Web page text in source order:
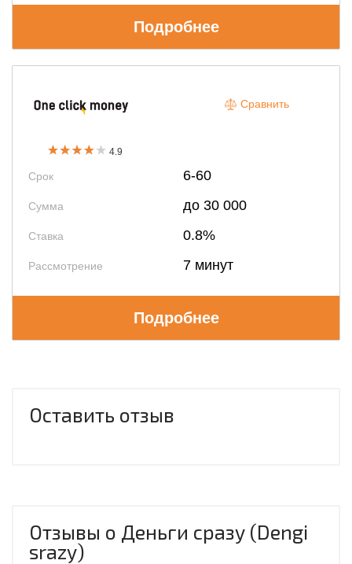
Подробнее
4.9
Срок 6-60
Сумма до 30 000
Ставка 0.8%
Рассмотрение 7 минут
Сравнить
Подробнее
Оставить отзыв
Отзывы о Деньги сразу (Dengi
srazy)